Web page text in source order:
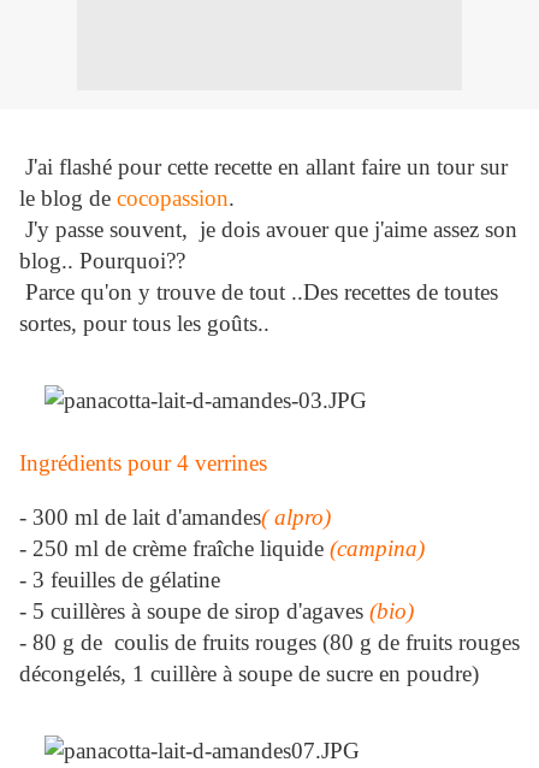
J'ai flashé pour cette recette en allant faire un tour sur
le blog de cocopassion.
J'y passe souvent, je dois avouer que j'aime assez son
blog.. Pourquoi??
Parce qu'on y trouve de tout ..Des recettes de toutes
sortes, pour tous les goûts..
Ingrédients pour 4 verrines
- 300 ml de lait d'amandes( alpro)
- 250 ml de crème fraîche liquide (campina)
- 3 feuilles de gélatine
- 5 cuillères à soupe de sirop d'agaves (bio)
- 80 g de coulis de fruits rouges (80 g de fruits rouges
décongelés, 1 cuillère à soupe de sucre en poudre)